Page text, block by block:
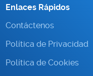
Enlaces Rápidos
Contáctenos
Política de Privacidad
Política de Cookies